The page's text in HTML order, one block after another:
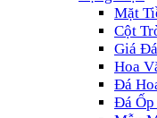
Mặt
Cột
Giá
Hoa
Đá
Đá Ốp